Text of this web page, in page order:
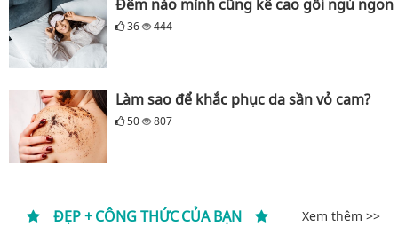
Đêm nào mình cũng kê cao gối ngủ ngon
36 444
Làm sao để khắc phục da sần vỏ cam?
50 807
ĐẸP + CÔNG THỨC CỦA BẠN Xem thêm >>